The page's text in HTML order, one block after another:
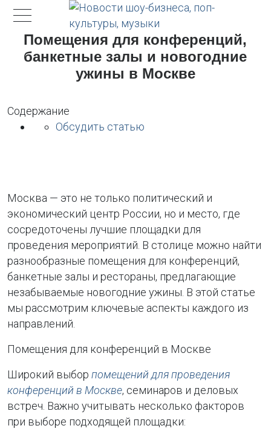
Помещения для конференций,
банкетные залы и новогодние
ужины в Москве
Содержание
Обсудить статью
Москва — это не только политический и
экономический центр России, но и место, где
сосредоточены лучшие площадки для
проведения мероприятий. В столице можно найти
разнообразные помещения для конференций,
банкетные залы и рестораны, предлагающие
незабываемые новогодние ужины. В этой статье
мы рассмотрим ключевые аспекты каждого из
направлений.
Помещения для конференций в Москве
Широкий выборпомещений для проведения
конференций в Москве, семинаров и деловых
встреч. Важно учитывать несколько факторов
при выборе подходящей площадки: